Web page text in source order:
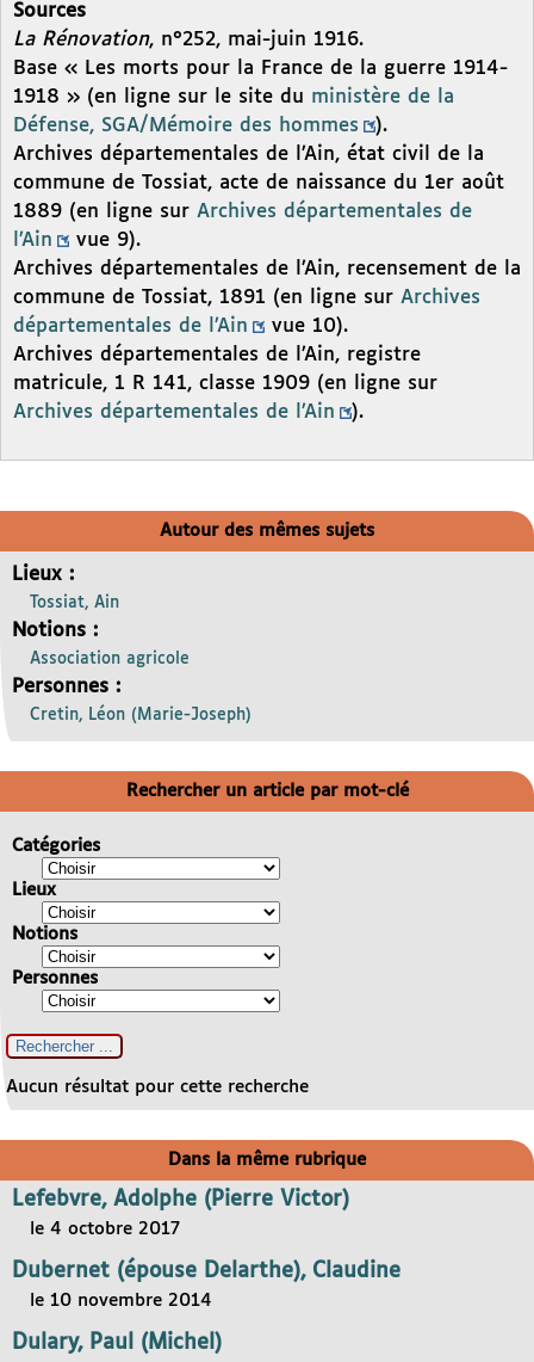
Sources
La Rénovation, n°252, mai-juin 1916.
Base « Les morts pour la France de la guerre 1914-
1918 » (en ligne sur le site du ministère de la
Défense, SGA/Mémoire des hommes
).
Archives départementales de l’Ain, état civil de la
commune de Tossiat, acte de naissance du 1er août
1889 (en ligne sur Archives départementales de
l’Ain
vue 9).
Archives départementales de l’Ain, recensement de la
commune de Tossiat, 1891 (en ligne sur Archives
départementales de l’Ain
vue 10).
Archives départementales de l’Ain, registre
matricule, 1 R 141, classe 1909 (en ligne sur
Archives départementales de l’Ain
).
Autour des mêmes sujets
Lieux :
Tossiat, Ain
Notions :
Association agricole
Personnes :
Cretin, Léon (Marie-Joseph)
Rechercher un article par mot-clé
Catégories
Lieux
Notions
Personnes
Aucun résultat pour cette recherche
Dans la même rubrique
Lefebvre, Adolphe (Pierre Victor)
le 4 octobre 2017
Dubernet (épouse Delarthe), Claudine
le 10 novembre 2014
Dulary, Paul (Michel)